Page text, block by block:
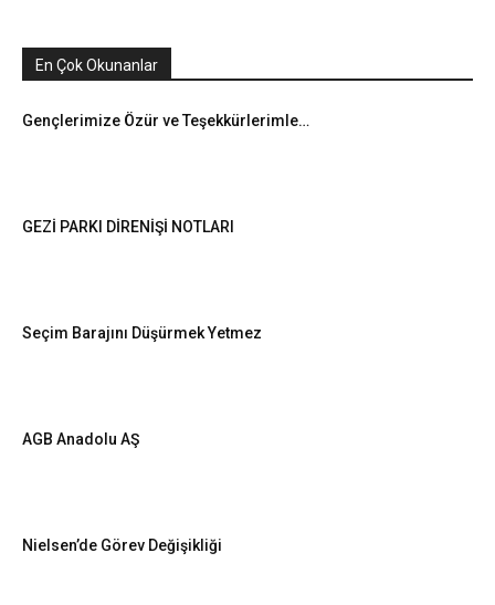
En Çok Okunanlar
Gençlerimize Özür ve Teşekkürlerimle…
GEZİ PARKI DİRENİŞİ NOTLARI
Seçim Barajını Düşürmek Yetmez
AGB Anadolu AŞ
Nielsen’de Görev Değişikliği